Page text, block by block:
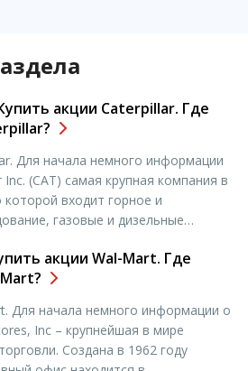
акции Caterpillar. Где
Для начала немного информации
(САТ) самая крупная компания в
входит горное и
газовые и дизельные
15 апреля 1925 года в
квартира компании расположена
[…]
акции Wal-Mart. Где
Для начала немного информации о
Inc – крупнейшая в мире
Создана в 1962 году